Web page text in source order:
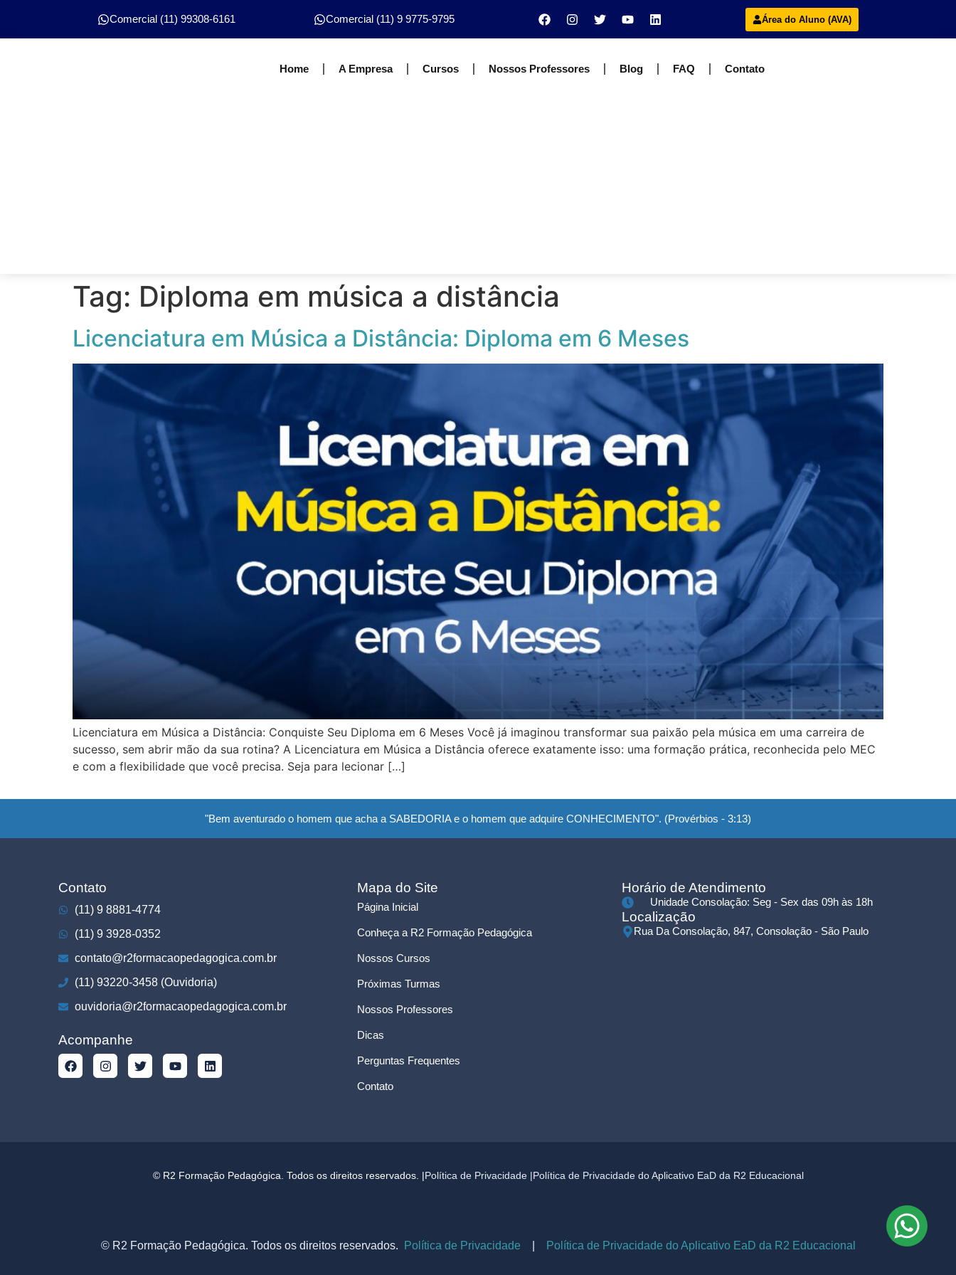
Comercial (11) 99308-6161 Comercial (11) 9 9775-9795 Área do Aluno (AVA)
Home A Empresa Cursos Nossos Professores Blog FAQ Contato
Tag: Diploma em música a distância
Licenciatura em Música a Distância: Diploma em 6 Meses
Licenciatura em Música a Distância: Conquiste Seu Diploma em 6 Meses Você já imaginou transformar sua paixão pela música em uma carreira de
sucesso, sem abrir mão da sua rotina? A Licenciatura em Música a Distância oferece exatamente isso: uma formação prática, reconhecida pelo MEC
e com a flexibilidade que você precisa. Seja para lecionar […]
"Bem aventurado o homem que acha a SABEDORIA e o homem que adquire CONHECIMENTO". (Provérbios - 3:13)
Contato
(11) 9 8881-4774
(11) 9 3928-0352
contato@r2formacaopedagogica.com.br
(11) 93220-3458 (Ouvidoria)
ouvidoria@r2formacaopedagogica.com.br
Acompanhe
Mapa do Site
Página Inicial
Conheça a R2 Formação Pedagógica
Nossos Cursos
Próximas Turmas
Nossos Professores
Dicas
Perguntas Frequentes
Contato
Horário de Atendimento
Unidade Consolação: Seg - Sex das 09h às 18h
Localização
Rua Da Consolação, 847, Consolação - São Paulo
© R2 Formação Pedagógica. Todos os direitos reservados. |Política de Privacidade |Política de Privacidade do Aplicativo EaD da R2 Educacional
© R2 Formação Pedagógica. Todos os direitos reservados. Política de Privacidade Política de Privacidade do Aplicativo EaD da R2 Educacional